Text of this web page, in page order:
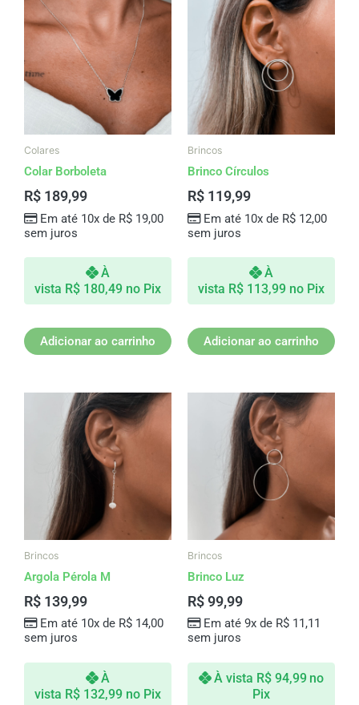
Colares
Colar Borboleta
R$ 189,99
Em até 10x de R$19,00
sem juros
À
vista R$ 180,49 no Pix
Adicionar ao carrinho
Brincos
Brinco Círculos
R$ 119,99
Em até 10x de R$12,00
sem juros
À
vista R$ 113,99 no Pix
Adicionar ao carrinho
Brincos
Argola Pérola M
R$ 139,99
Em até 10x de R$14,00
sem juros
À
vista R$ 132,99 no Pix
Brincos
Brinco Luz
R$99,99
Em até 9x de R$11,11
sem juros
À vista R$94,99 no
Pix